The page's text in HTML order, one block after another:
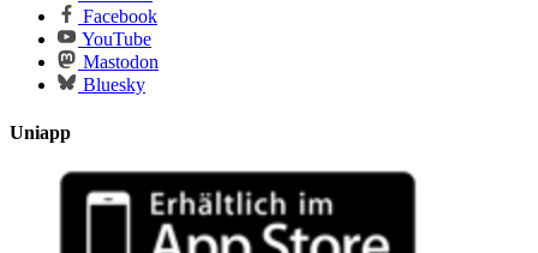
Facebook
YouTube
Mastodon
Bluesky
Uniapp